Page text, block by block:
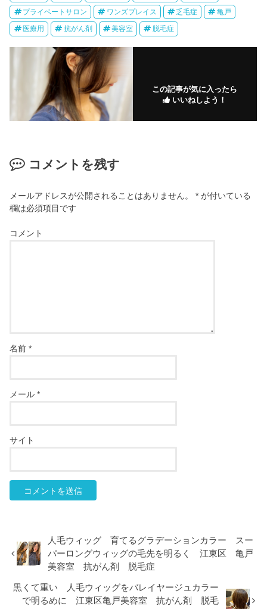
プライベートサロン ワンズプレイス 乏毛症 亀戸
医療用 抗がん剤 美容室 脱毛症
この記事が気に入ったら
いいねしよう！
コメントを残す
メールアドレスが公開されることはありません。 * が付いている
欄は必須項目です
コメント
名前*
メール*
サイト
人毛ウィッグ 育てるグラデーションカラー スー
パーロングウィッグの毛先を明るく 江東区 亀戸
美容室 抗がん剤 脱毛症
黒くて重い 人毛ウィッグをバレイヤージュカラー
で明るめに 江東区亀戸美容室 抗がん剤 脱毛